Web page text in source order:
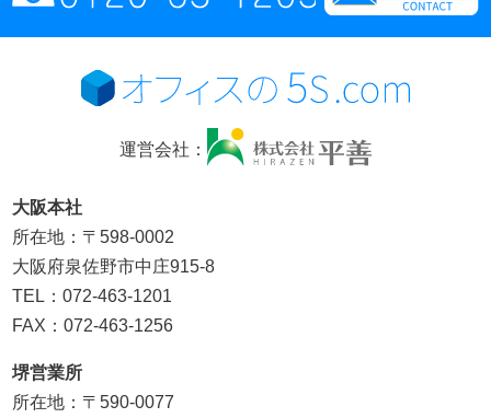
運営会社：
大阪本社
所在地：〒598-0002
大阪府泉佐野市中庄915-8
TEL：072-463-1201
FAX：072-463-1256
堺営業所
所在地：〒590-0077